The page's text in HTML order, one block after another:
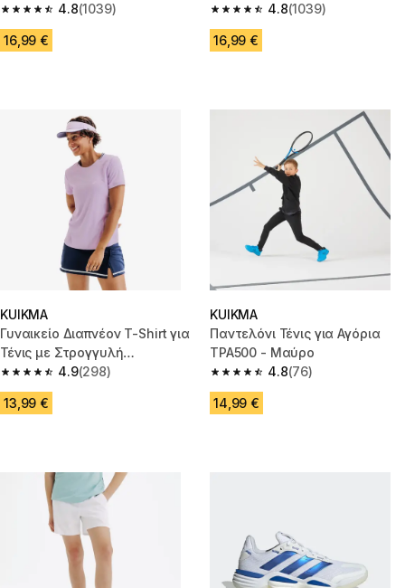
4.8
4.8 out of 5 stars from 1039 reviews
(1039)
16,99 €
4.8
4.8 out of 5 stars from 1039
(1039)
16,99 €
KUIKMA
Γυναικείο Διαπνέον T-Shirt για
Τένις με Στρογγυλή
Λαιμόκοψη Dry - Μοβ
4.9
4.9 out of 5 stars from 298 reviews
(298)
13,99 €
KUIKMA
Παντελόνι Τένις για Αγόρια
TPA500 - Μαύρο
4.8
4.8 out of 5 stars from 76
(76)
14,99 €